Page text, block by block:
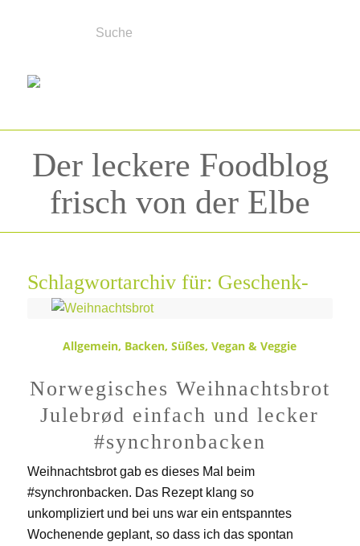
Der leckere Foodblog
frisch von der Elbe
Schlagwortarchiv für: Geschenk-
Idee
Allgemein, Backen,Süßes,Vegan & Veggie
Norwegisches Weihnachtsbrot
Julebrød einfach und lecker
#synchronbacken
Weihnachtsbrot gab es dieses Mal beim
#synchronbacken. Das Rezept klang so
unkompliziert und bei uns war ein entspanntes
Wochenende geplant, so dass ich das spontan